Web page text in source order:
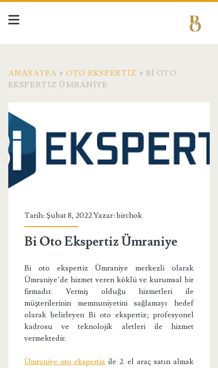
ANASAYFA > OTO EKSPERTIZ >BI OTO
EKSPERTIZ ÜMRANIYE
Tarih: Şubat 8, 2022 Yazar: birchok
Bi Oto Ekspertiz Ümraniye
Bi oto ekspertiz Ümraniye merkezli olarak
Ümraniye’de hizmet veren köklü ve kurumsal bir
firmadır. Vermiş olduğu hizmetleri ile
müşterilerinin memnuniyetini sağlamayı hedef
olarak belirleyen Bi oto ekspertiz; profesyonel
kadrosu ve teknolojik aletleri ile hizmet
vermektedir.
Ümraniye oto ekspertiz ile 2. el araç satın almak